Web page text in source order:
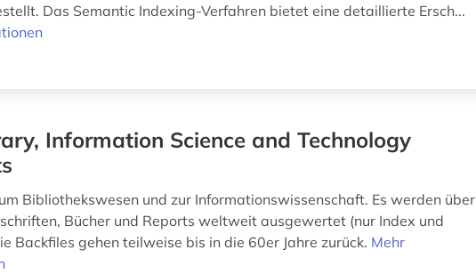
Das Semantic Indexing-Verfahren bietet eine detaillierte Ersch...
Information Science and Technology
Bibliothekswesen und zur Informationswissenschaft. Es werden über
Bücher und Reports weltweit ausgewertet (nur Index und
Backfiles gehen teilweise bis in die 60er Jahre zurück. Mehr